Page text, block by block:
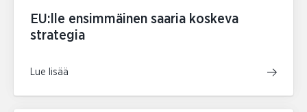
EU:lle ensimmäinen saaria koskeva
strategia
Lue lisää